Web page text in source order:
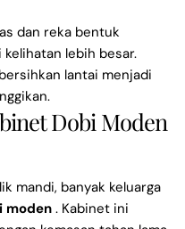
dan reka bentuk
lebih besar.
lantai menjadi
Dobi Moden
mandi, banyak keluarga
moden . Kabinet ini